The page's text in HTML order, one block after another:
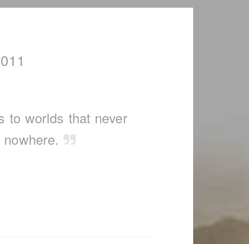
to worlds that never